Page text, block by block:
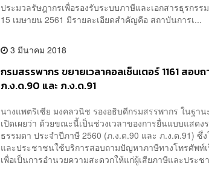
ประมวลรัษฎากรเพื่อรองรับระบบภาษีและเอกสารธุรกรร
15 เมษายน 2561 มีรายละเอียดสำคัญคือ สถาบันการเ...
3 มีนาคม 2018
กรมสรรพากร ขยายเวลาคอลเซ็นเตอร์ 1161 สอ
ภ.ง.ด.90 และ ภ.ง.ด.91
นางแพตริเซีย มงคลวนิช รองอธิบดีกรมสรรพากร ในฐา
เปิดเผยว่า ด้วยขณะนี้เป็นช่วงเวลาของการยื่นแบบแสดง
ธรรมดา ประจำปีภาษี 2560 (ภ.ง.ด.90 และ ภ.ง.ด.91) ซึ่
และประชาชนใช้บริการสอบถามปัญหาภาษีทางโทรศัพ
เพื่อเป็นการอำนวยความสะดวกให้แก่ผู้เสียภาษีและประ